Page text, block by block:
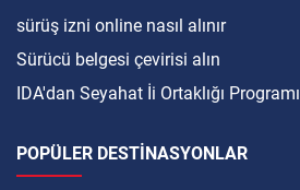
sürüş izni online nasıl alınır
Sürücü belgesi çevirisi alın
IDA'dan Seyahat İi Ortaklığı Programı
POPÜLER DESTINASYONLAR